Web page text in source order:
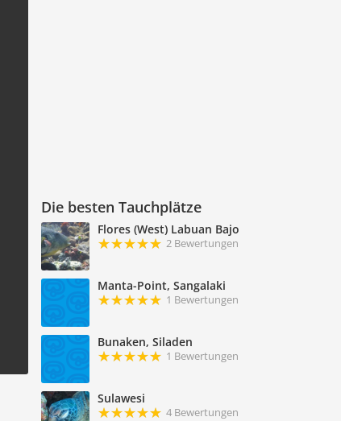
Die besten Tauchplätze
Flores (West) Labuan Bajo
2 Bewertungen
Manta-Point, Sangalaki
1 Bewertungen
Bunaken, Siladen
1 Bewertungen
Sulawesi
4 Bewertungen